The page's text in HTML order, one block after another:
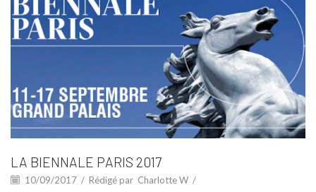
LA BIENNALE PARIS 2017
10/09/2017 / Rédigé par Charlotte W /